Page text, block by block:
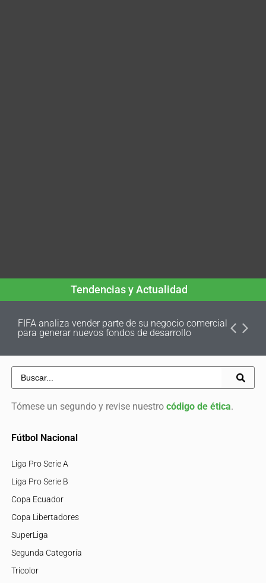
Tendencias y Actualidad
FIFA analiza vender parte de su negocio comercial
para generar nuevos fondos de desarrollo
Tómese un segundo y revise nuestro código de ética.
Fútbol Nacional
Liga Pro Serie A
Liga Pro Serie B
Copa Ecuador
Copa Libertadores
SuperLiga
Segunda Categoría
Tricolor